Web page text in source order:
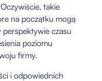
takie
na początku mogą
czasu
poziomu
firmy.
i odpowiednich